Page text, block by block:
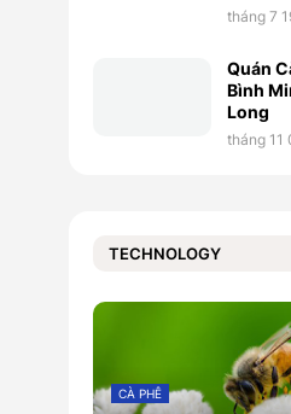
tháng 7
Quán
Bình
Long
tháng 11
TECHNOLOGY
CÀ PHÊ